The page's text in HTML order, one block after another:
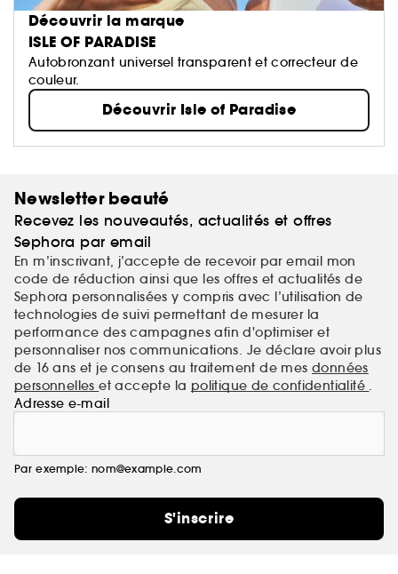
Découvrir la marque
ISLE OF PARADISE
Autobronzant universel transparent et correcteur de
couleur.
Découvrir Isle of Paradise
Newsletter beauté
Recevez les nouveautés, actualités et offres
Sephora par email
En m’inscrivant, j’accepte de recevoir par email mon
code de réduction ainsi que les offres et actualités de
Sephora personnalisées y compris avec l’utilisation de
technologies de suivi permettant de mesurer la
performance des campagnes afin d'optimiser et
personnaliser nos communications. Je déclare avoir plus
de 16 ans et je consens au traitement de mes données
personnelleset accepte la politique de confidentialité .
Adresse e-mail
Par exemple: nom@example.com
S'inscrire